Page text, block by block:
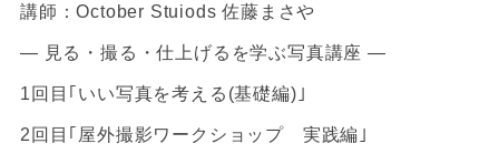
講師：October Stuiods 佐藤まさや
― 見る・撮る・仕上げるを学ぶ写真講座 ―
1回目｢いい写真を考える (基礎編) ｣
2回目｢屋外撮影ワークショップ 実践編｣